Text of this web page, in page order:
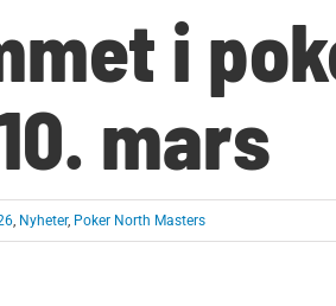
i
mars
, Nyheter, Poker North Masters